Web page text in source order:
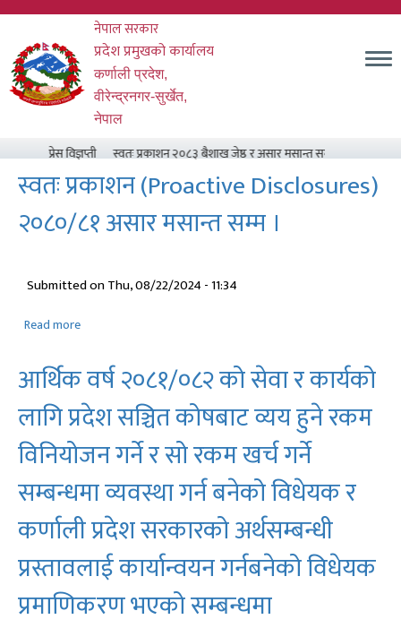
Skip
main
content
नेपाल सरकार
प्रदेश प्रमुखको कार्यालय
कर्णाली प्रदेश,
वीरेन्द्रनगर-सुर्खेत,
नेपाल
प्रेस विज्ञप्ती स्वतः प्रकाशन २०८३ बैशाख जेष्ठ र असार मसान्त सम्म प्रदेश सभा
स्वतः प्रकाशन (Proactive Disclosures)
२०८०/८१ असार मसान्त सम्म ।
Submitted onThu, 08/22/2024 - 11:34
Read more
प्रकाशन
(Proactive
Disclosures)
२०८०/८१
असार
मसान्त
सम्म
।
आर्थिक वर्ष २०८१/०८२ को सेवा र कार्यको
लागि प्रदेश सञ्चित कोषबाट व्यय हुने रकम
विनियोजन गर्ने र सो रकम खर्च गर्ने
सम्बन्धमा व्यवस्था गर्न बनेको विधेयक र
कर्णाली प्रदेश सरकारको अर्थसम्बन्धी
प्रस्तावलाई कार्यान्वयन गर्नबनेको विधेयक
प्रमाणिकरण भएको सम्बन्धमा